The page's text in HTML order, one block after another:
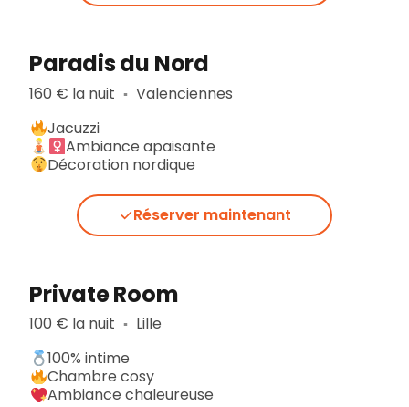
Paradis du Nord
160 € la nuit ▪︎ Valenciennes
Jacuzzi
Ambiance apaisante
Décoration nordique
Réserver maintenant
Private Room
100 € la nuit ▪︎ Lille
100% intime
Chambre cosy
Ambiance chaleureuse